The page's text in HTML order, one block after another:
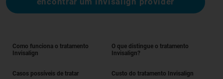
Como funciona o tratamento
Invisalign
O que distingue o tratamento
Invisalign?
Casos possíveis de tratar Custo do tratamento Invisalign